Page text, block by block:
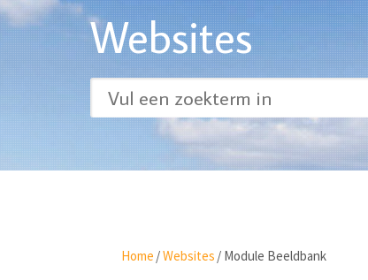
Websites
Home /Websites / Module Beeldbank